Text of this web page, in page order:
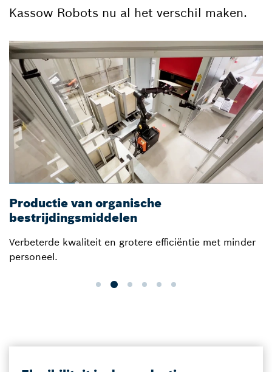
Kassow Robots nu al het verschil maken.
Productie van organische
bestrijdingsmiddelen
Verbeterde kwaliteit en grotere efficiëntie met minder
personeel.